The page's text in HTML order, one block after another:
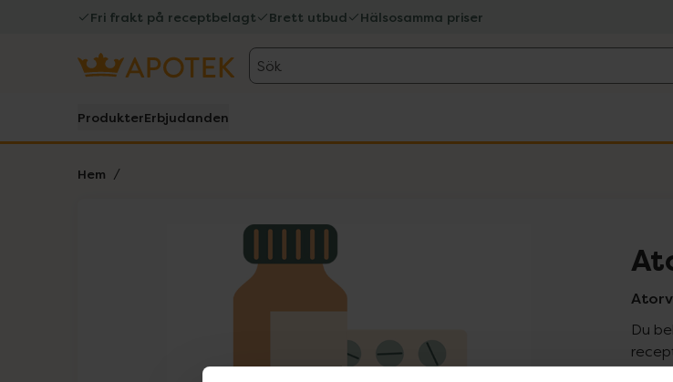
Fri frakt på receptbelagt Brett utbud Hälsosamma priser
Sök
ProdukterErbjudanden
Hem
Lista: . Innehåller 1 objekt.
Du